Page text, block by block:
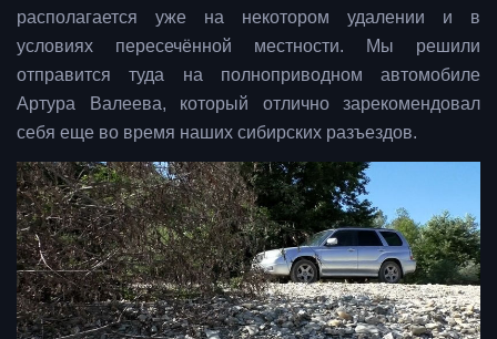
располагается уже на некотором удалении и в
условиях пересечённой местности. Мы решили
отправится туда на полноприводном автомобиле
Артура Валеева, который отлично зарекомендовал
себя еще во время наших сибирских разъездов.